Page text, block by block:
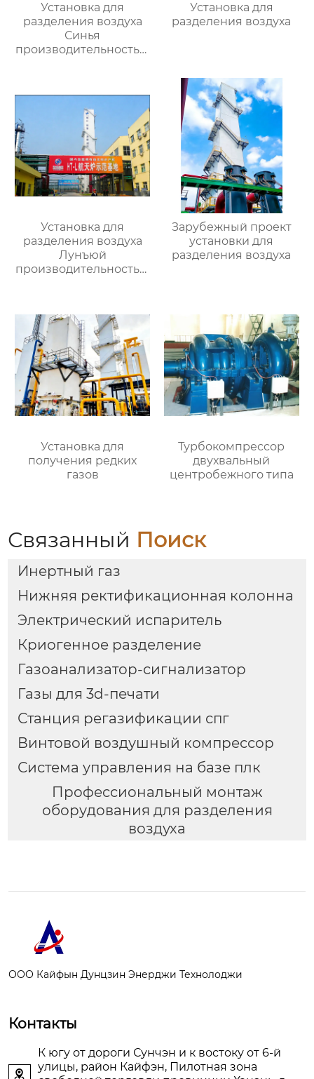
Установка для
разделения воздуха
Синья
производительностью
Установка для
разделения воздуха
Установка для
разделения воздуха
Лунъюй
производительностью
Зарубежный проект
установки для
разделения воздуха
Установка для
получения редких
газов
Турбокомпрессор
двухвальный
центробежного типа
Связанный Поиск
Инертный газ
Нижняя ректификационная колонна
Электрический испаритель
Криогенное разделение
Газоанализатор-сигнализатор
Газы для 3d-печати
Станция регазификации спг
Винтовой воздушный компрессор
Система управления на базе плк
Профессиональный монтаж
оборудования для разделения
воздуха
ООО Кайфын Дунцзин Энерджи Технолоджи
Контакты

К югу от дороги Сунчэн и к востоку от 6-й
улицы, район Кайфэн, Пилотная зона